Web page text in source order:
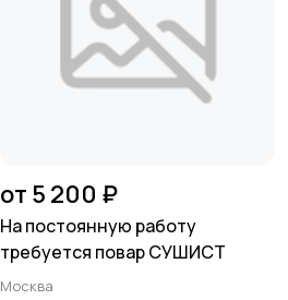
от 5 200 ₽
На постоянную работу
требуется повар СУШИСТ
Москва